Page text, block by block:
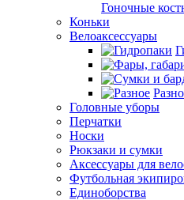
Гоночные
Коньки
Велоаксессуары
Головные уборы
Перчатки
Носки
Рюкзаки и сумки
Аксессуары для
Футбольная
Единоборства